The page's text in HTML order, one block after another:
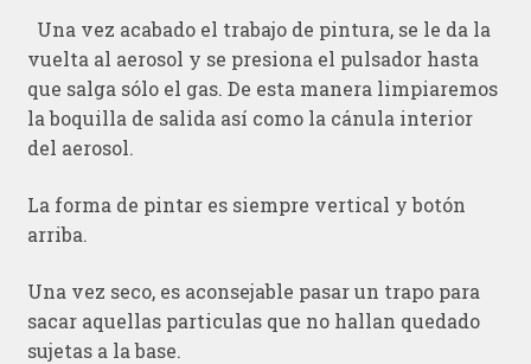
Una vez acabado el trabajo de pintura, se le da la
vuelta al aerosol y se presiona el pulsador hasta
que salga sólo el gas. De esta manera limpiaremos
la boquilla de salida así como la cánula interior
del aerosol.
La forma de pintar es siempre vertical y botón
arriba.
Una vez seco, es aconsejable pasar un trapo para
sacar aquellas particulas que no hallan quedado
sujetas a la base.